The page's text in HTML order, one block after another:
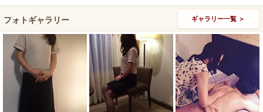
フォトギャラリー ギャラリー一覧 ＞